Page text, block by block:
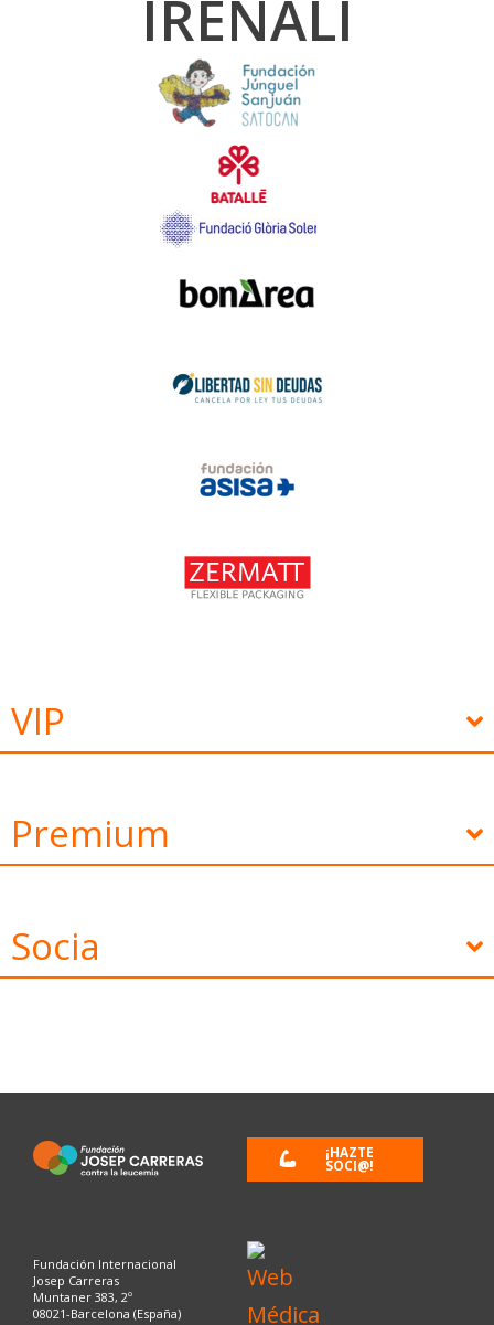
IRENALI
VIP
Premium
Socia
Fundación Internacional
Josep Carreras
Muntaner 383, 2º
08021-Barcelona (España)
¡HAZTE
SOCI@!